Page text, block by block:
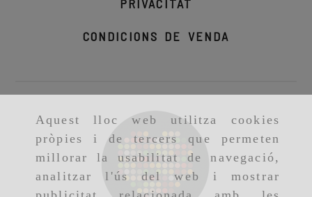
Aquest lloc web utilitza cookies
pròpies i de tercers que permeten
millorar la usabilitat de navegació,
analitzar l'ús del web i mostrar
PRIVACITAT
CONDICIONS DE VENDA